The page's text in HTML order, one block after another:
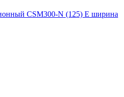
CSM300-N (125) E ширина